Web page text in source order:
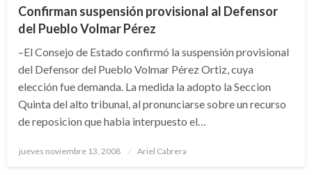
Confirman suspensión provisional al Defensor
del Pueblo Volmar Pérez
–El Consejo de Estado confirmó la suspensión provisional
del Defensor del Pueblo Volmar Pérez Ortiz, cuya
elección fue demanda. La medida la adopto la Seccion
Quinta del alto tribunal, al pronunciarse sobre un recurso
de reposicion que habia interpuesto el…
Publicado
jueves noviembre 13, 2008 Ariel Cabrera